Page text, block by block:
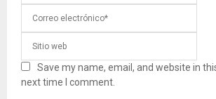
Save my name, email, and website in
next time I comment.